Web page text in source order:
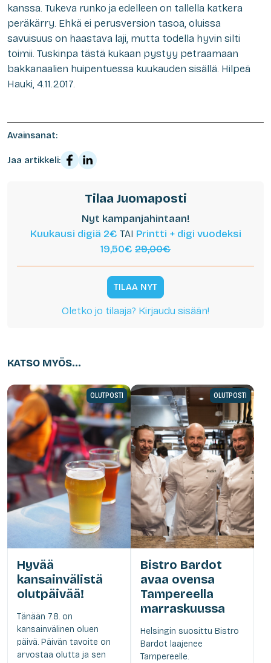
kanssa. Tukeva runko ja edelleen on tallella katkera
peräkärry. Ehkä ei perusversion tasoa, oluissa
savuisuus on haastava laji, mutta todella hyvin silti
toimii. Tuskinpa tästä kukaan pystyy petraamaan
bakkanaalien huipentuessa kuukauden sisällä. Hilpeä
Hauki, 4.11.2017.
Avainsanat:
Jaa artikkeli:
Tilaa Juomaposti
Nyt kampanjahintaan!
Kuukausi digiä 2€ TAI Printti + digi vuodeksi
19,50€ 29,00€
TILAA NYT
Oletko jo tilaaja? Kirjaudu sisään!
KATSO MYÖS...
OLUTPOSTI
Hyvää
kansainvälistä
olutpäivää!
Tänään 7.8. on
kansainvälinen oluen
päivä. Päivän tavoite on
arvostaa olutta ja sen
OLUTPOSTI
Bistro Bardot
avaa ovensa
Tampereella
marraskuussa
Helsingin suosittu Bistro
Bardot laajenee
Tampereelle.